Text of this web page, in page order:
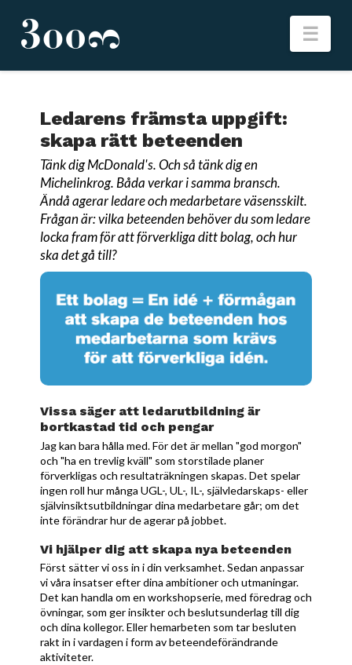
Ledarens främsta uppgift:
skapa rätt beteenden
Tänk dig McDonald's. Och så tänk dig en
Michelinkrog. Båda verkar i samma bransch.
Ändå agerar ledare och medarbetare väsensskilt.
Frågan är: vilka beteenden behöver du som ledare
locka fram för att förverkliga ditt bolag, och hur
ska det gå till?
Vissa säger att ledarutbildning är
bortkastad tid och pengar
Jag kan bara hålla med. För det är mellan "god morgon"
och "ha en trevlig kväll" som storstilade planer
förverkligas och resultaträkningen skapas. Det spelar
ingen roll hur många UGL-, UL-, IL-, självledarskaps- eller
självinsiktsutbildningar dina medarbetare går; om det
inte förändrar hur de agerar på jobbet.
Vi hjälper dig att skapa nya beteenden
Först sätter vi oss in i din verksamhet. Sedan anpassar
vi våra insatser efter dina ambitioner och utmaningar.
Det kan handla om en workshopserie, med föredrag och
övningar, som ger insikter och beslutsunderlag till dig
och dina kollegor. Eller hemarbeten som tar besluten
rakt in i vardagen i form av beteendeförändrande
aktiviteter.